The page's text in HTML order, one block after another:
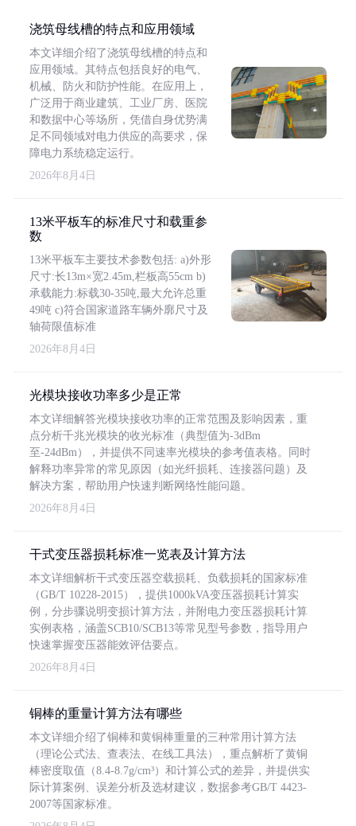
浇筑母线槽的特点和应用领域
本文详细介绍了浇筑母线槽的特点和
应用领域。其特点包括良好的电气、
机械、防火和防护性能。在应用上，
广泛用于商业建筑、工业厂房、医院
和数据中心等场所，凭借自身优势满
足不同领域对电力供应的高要求，保
障电力系统稳定运行。
2026年8月4日
13米平板车的标准尺寸和载重参
数
13米平板车主要技术参数包括: a)外形
尺寸:长13m×宽2.45m,栏板高55cm b)
承载能力:标载30-35吨,最大允许总重
49吨 c)符合国家道路车辆外廓尺寸及
轴荷限值标准
2026年8月4日
光模块接收功率多少是正常
本文详细解答光模块接收功率的正常范围及影响因素，重
点分析千兆光模块的收光标准（典型值为-3dBm
至-24dBm），并提供不同速率光模块的参考值表格。同时
解释功率异常的常见原因（如光纤损耗、连接器问题）及
解决方案，帮助用户快速判断网络性能问题。
2026年8月4日
干式变压器损耗标准一览表及计算方法
本文详细解析干式变压器空载损耗、负载损耗的国家标准
（GB/T 10228-2015），提供1000kVA变压器损耗计算实
例，分步骤说明变损计算方法，并附电力变压器损耗计算
实例表格，涵盖SCB10/SCB13等常见型号参数，指导用户
快速掌握变压器能效评估要点。
2026年8月4日
铜棒的重量计算方法有哪些
本文详细介绍了铜棒和黄铜棒重量的三种常用计算方法
（理论公式法、查表法、在线工具法），重点解析了黄铜
棒密度取值（8.4-8.7g/cm³）和计算公式的差异，并提供实
际计算案例、误差分析及选材建议，数据参考GB/T 4423-
2007等国家标准。